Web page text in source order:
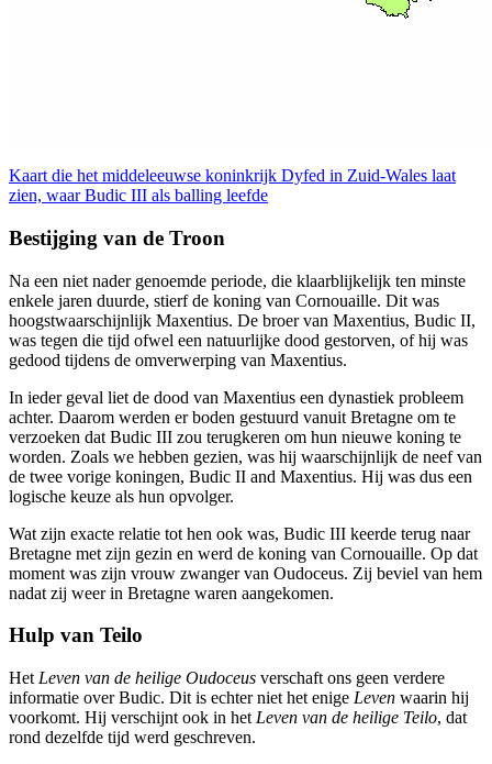
Kaart die het middeleeuwse koninkrijk Dyfed in Zuid-Wales laat
zien, waar Budic III als balling leefde
Bestijging van de Troon
Na een niet nader genoemde periode, die klaarblijkelijk ten minste
enkele jaren duurde, stierf de koning van Cornouaille. Dit was
hoogstwaarschijnlijk Maxentius. De broer van Maxentius, Budic II,
was tegen die tijd ofwel een natuurlijke dood gestorven, of hij was
gedood tijdens de omverwerping van Maxentius.
In ieder geval liet de dood van Maxentius een dynastiek probleem
achter. Daarom werden er boden gestuurd vanuit Bretagne om te
verzoeken dat Budic III zou terugkeren om hun nieuwe koning te
worden. Zoals we hebben gezien, was hij waarschijnlijk de neef van
de twee vorige koningen, Budic II and Maxentius. Hij was dus een
logische keuze als hun opvolger.
Wat zijn exacte relatie tot hen ook was, Budic III keerde terug naar
Bretagne met zijn gezin en werd de koning van Cornouaille. Op dat
moment was zijn vrouw zwanger van Oudoceus. Zij beviel van hem
nadat zij weer in Bretagne waren aangekomen.
Hulp van Teilo
Het Leven van de heilige Oudoceus verschaft ons geen verdere
informatie over Budic. Dit is echter niet het enige Leven waarin hij
voorkomt. Hij verschijnt ook in het Leven van de heilige Teilo, dat
rond dezelfde tijd werd geschreven.